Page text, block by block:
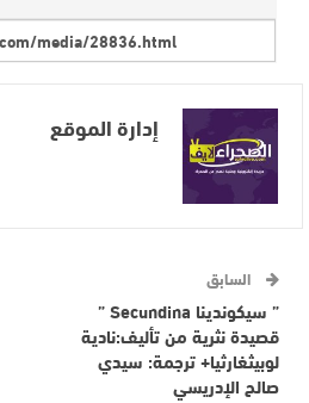
إدارة الموقع
السابق
” سيكوندينا Secundina ”
قصيدة نثرية من تأليف:نادية
لوبيثغارثيا+ ترجمة: سيدي
صالح الإدريسي